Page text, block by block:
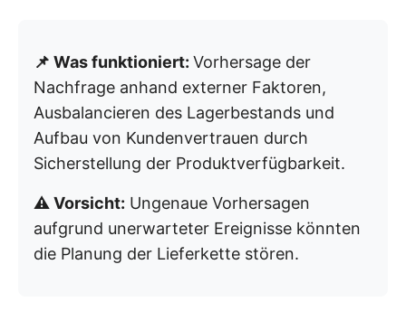
📌 Was funktioniert: Vorhersage der
Nachfrage anhand externer Faktoren,
Ausbalancieren des Lagerbestands und
Aufbau von Kundenvertrauen durch
Sicherstellung der Produktverfügbarkeit.
⚠️ Vorsicht: Ungenaue Vorhersagen
aufgrund unerwarteter Ereignisse könnten
die Planung der Lieferkette stören.